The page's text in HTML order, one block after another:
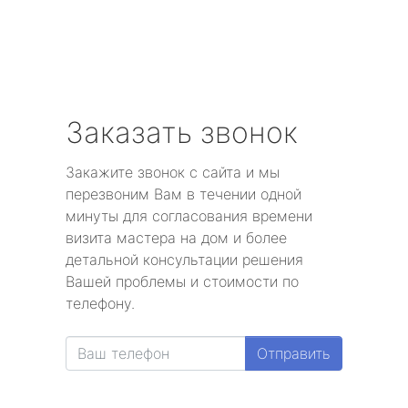
Заказать звонок
Закажите звонок с сайта и мы
перезвоним Вам в течении одной
минуты для согласования времени
визита мастера на дом и более
детальной консультации решения
Вашей проблемы и стоимости по
телефону.
Отправить